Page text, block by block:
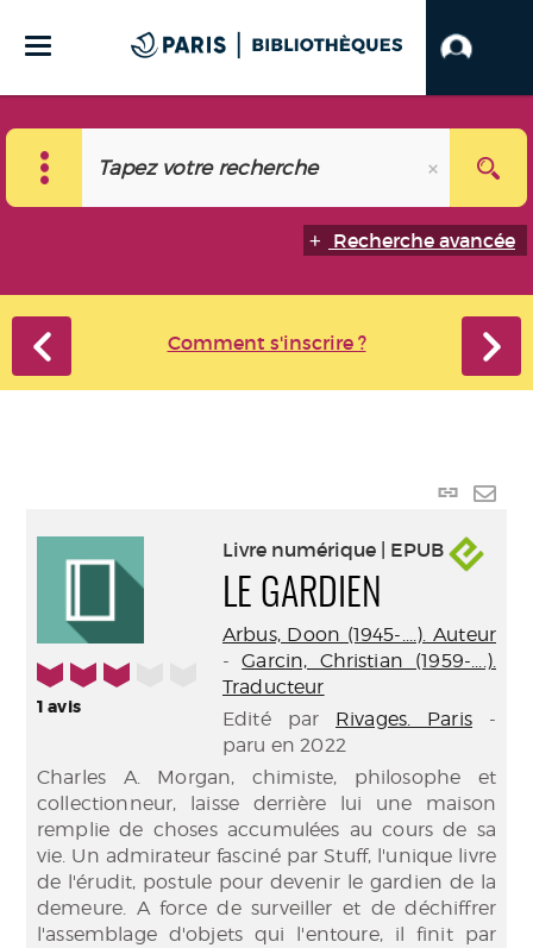
Recherche avancée
Comment s'inscrire ?
Lien
3/5
1avis
Livre numérique | EPUB
LE GARDIEN
Arbus, Doon (1945-....). Auteur
-Garcin, Christian (1959-....).
Traducteur
Edité par Rivages. Paris-
paru en 2022
Charles A. Morgan, chimiste, philosophe et
collectionneur, laisse derrière lui une maison
remplie de choses accumulées au cours de sa
vie. Un admirateur fasciné par Stuff, l'unique livre
de l'érudit, postule pour devenir le gardien de la
demeure. A force de surveiller et de déchiffrer
l'assemblage d'objets qui l'entoure, il finit par